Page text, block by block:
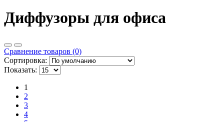
Диффузоры для офиса
Сравнение товаров (0)
Сортировка:
Показать:
1
2
3
4